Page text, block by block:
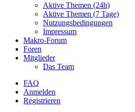
Aktive Themen (24h)
Aktive Themen (7 Tage)
Nutzungsbedingungen
Impressum
Makro-Forum
Foren
Mitglieder
Das Team
FAQ
Anmelden
Registrieren